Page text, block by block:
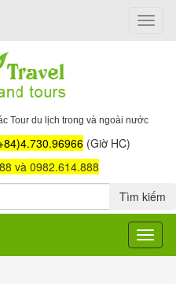
Toggle
Tour du lịch trong và ngoài nước
(Giờ HC)
và 0982.614.888
Tìm kiếm
Toggle